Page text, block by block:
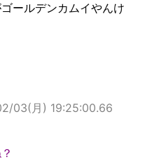
ールデンカムイやんけ
03(月) 19:25:00.66